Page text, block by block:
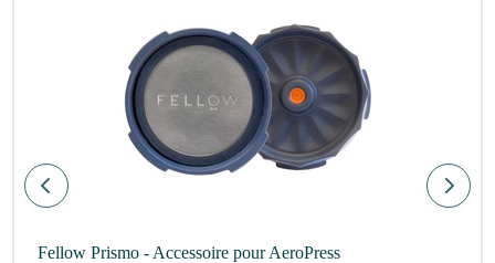
Fellow Prismo - Accessoire pour AeroPress